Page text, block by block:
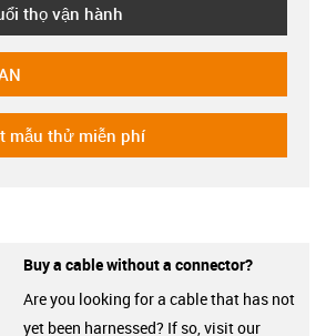
thọ vận hành
plan
mẫu thử miễn phí
Buy a cable without a connector?
Are you looking for a cable that has not
yet been harnessed? If so, visit our